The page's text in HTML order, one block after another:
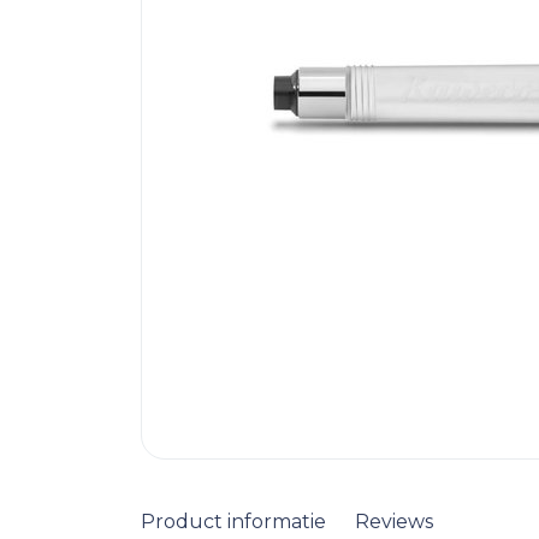
Product informatie Reviews